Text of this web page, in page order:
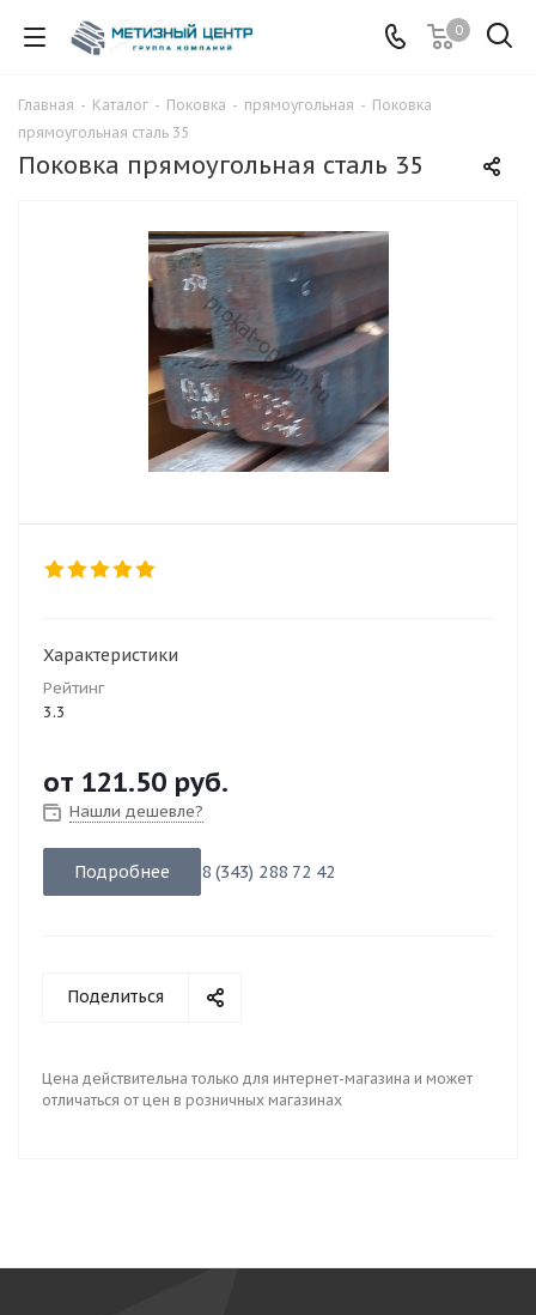
0
Главная - Каталог - Поковка - прямоугольная - Поковка
прямоугольная сталь 35
Поковка прямоугольная сталь 35
Характеристики
Рейтинг
3.3
от 121.50 руб.
Нашли дешевле?
Подробнее 8 (343) 288 72 42
Поделиться
Цена действительна только для интернет-магазина и может
отличаться от цен в розничных магазинах